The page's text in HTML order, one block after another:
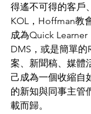
得遙不可得的客戶
KOL，Hoffman教
成為Quick
DMS，或是簡單的
案、新聞稿、媒體
己成為一個收縮自
的新知與同事主管
載而歸。